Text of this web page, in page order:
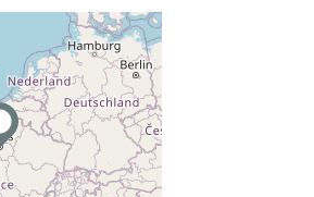
FORÊT-BOIS